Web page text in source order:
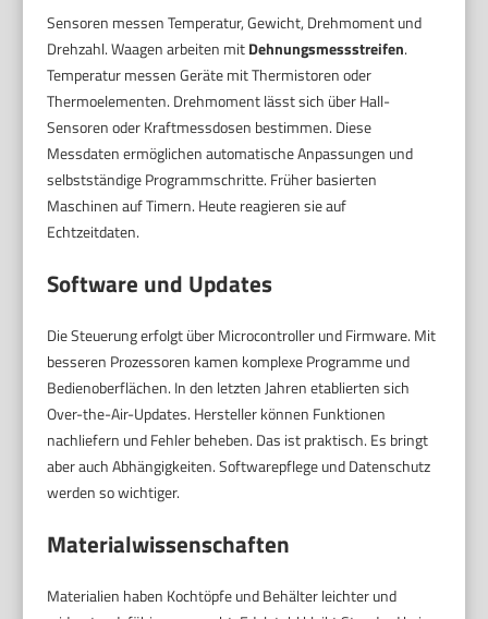
Sensoren messen Temperatur, Gewicht, Drehmoment und
Drehzahl. Waagen arbeiten mitDehnungsmessstreifen.
Temperatur messen Geräte mit Thermistoren oder
Thermoelementen. Drehmoment lässt sich über Hall-
Sensoren oder Kraftmessdosen bestimmen. Diese
Messdaten ermöglichen automatische Anpassungen und
selbstständige Programmschritte. Früher basierten
Maschinen auf Timern. Heute reagieren sie auf
Echtzeitdaten.
Software und Updates
Die Steuerung erfolgt über Microcontroller und Firmware. Mit
besseren Prozessoren kamen komplexe Programme und
Bedienoberflächen. In den letzten Jahren etablierten sich
Over-the-Air-Updates. Hersteller können Funktionen
nachliefern und Fehler beheben. Das ist praktisch. Es bringt
aber auch Abhängigkeiten. Softwarepflege und Datenschutz
werden so wichtiger.
Materialwissenschaften
Materialien haben Kochtöpfe und Behälter leichter und